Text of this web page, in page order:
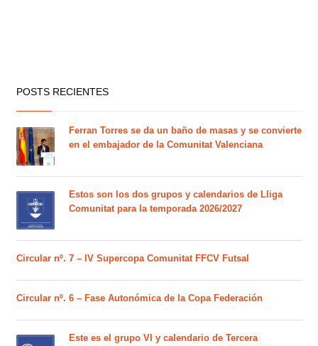
POSTS RECIENTES
Ferran Torres se da un baño de masas y se convierte
en el embajador de la Comunitat Valenciana
Estos son los dos grupos y calendarios de Lliga
Comunitat para la temporada 2026/2027
Circular nº. 7 – IV Supercopa Comunitat FFCV Futsal
Circular nº. 6 – Fase Autonómica de la Copa Federación
Este es el grupo VI y calendario de Tercera